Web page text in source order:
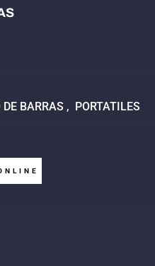
BARRAS , PORTATILES